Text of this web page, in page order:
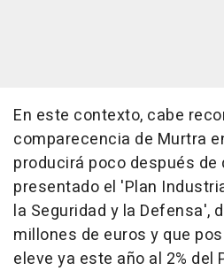
En este contexto, cabe
comparecencia de Murtra
producirá poco después de
presentado el 'Plan
la Seguridad y la Defensa',
millones de euros y que
eleve ya este año al 2% del